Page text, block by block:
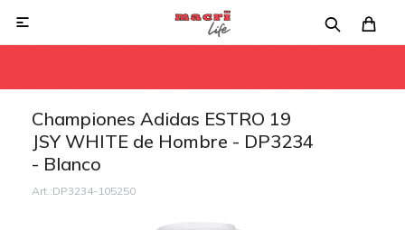

Championes Adidas ESTRO 19
JSY WHITE de Hombre - DP3234
- Blanco
DP3234-105250